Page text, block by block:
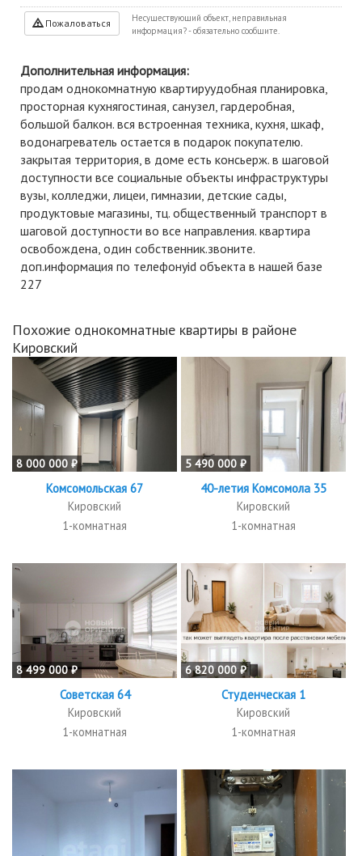
Пожаловаться
Несуществующий объект, неправильная
информация? - обязательно сообщите.
Дополнительная информация:
продам однокомнатную квартируудобная планировка,
просторная кухнягостиная, санузел, гардеробная,
большой балкон. вся встроенная техника, кухня, шкаф,
водонагреватель остается в подарок покупателю.
закрытая территория, в доме есть консьерж. в шаговой
доступности все социальные объекты инфраструктуры
вузы, колледжи, лицеи, гимназии, детские сады,
продуктовые магазины, тц. общественный транспорт в
шаговой доступности во все направления. квартира
освобождена, один собственник.звоните.
доп.информация по телефонуid объекта в нашей базе
227
Похожие однокомнатные квартиры в районе
Кировский
8 000 000 ₽
Комсомольская 67
Кировский
1-комнатная
5 490 000 ₽
40-летия Комсомола 35
Кировский
1-комнатная
8 499 000 ₽
Советская 64
Кировский
1-комнатная
6 820 000 ₽
Студенческая 1
Кировский
1-комнатная